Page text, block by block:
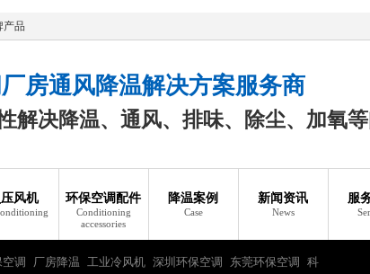
产品
房通风降温解决方案服务商
解决降温、通风、排味、除尘、加氧
风机 环保空调配件
Conditioning
accessories
降温案例
Case
新闻资讯
News
服
调 厂房降温 工业冷风机 深圳环保空调 东莞环保空调 科